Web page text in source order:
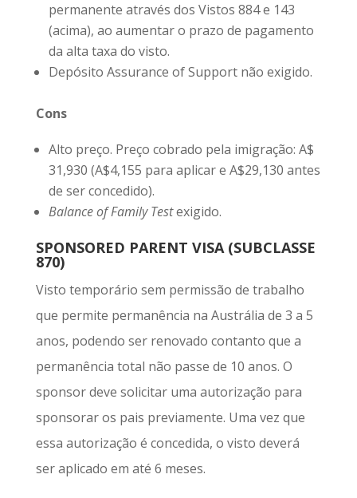
permanente através dos Vistos 884 e 143
(acima), ao aumentar o prazo de pagamento
da alta taxa do visto.
Depósito Assurance of Support não exigido.
Cons
Alto preço. Preço cobrado pela imigração: A$
31,930 (A$4,155 para aplicar e A$29,130 antes
de ser concedido).
Balance of Family Testexigido.
SPONSORED PARENT VISA (SUBCLASSE
870)
Visto temporário sem permissão de trabalho
que permite permanência na Austrália de 3 a 5
anos, podendo ser renovado contanto que a
permanência total não passe de 10 anos. O
sponsor deve solicitar uma autorização para
sponsorar os pais previamente. Uma vez que
essa autorização é concedida, o visto deverá
ser aplicado em até 6 meses.